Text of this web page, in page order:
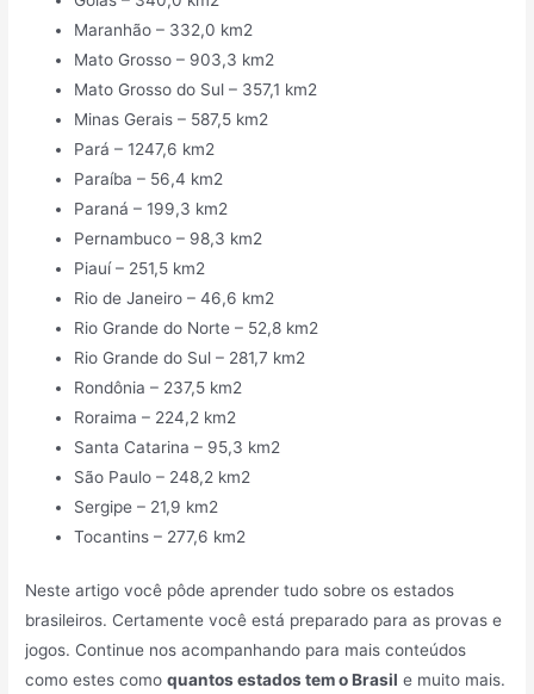
Maranhão – 332,0 km2
Mato Grosso – 903,3 km2
Mato Grosso do Sul – 357,1 km2
Minas Gerais – 587,5 km2
Pará – 1247,6 km2
Paraíba – 56,4 km2
Paraná – 199,3 km2
Pernambuco – 98,3 km2
Piauí – 251,5 km2
Rio de Janeiro – 46,6 km2
Rio Grande do Norte – 52,8 km2
Rio Grande do Sul – 281,7 km2
Rondônia – 237,5 km2
Roraima – 224,2 km2
Santa Catarina – 95,3 km2
São Paulo – 248,2 km2
Sergipe – 21,9 km2
Tocantins – 277,6 km2
Neste artigo você pôde aprender tudo sobre os estados
brasileiros. Certamente você está preparado para as provas e
jogos. Continue nos acompanhando para mais conteúdos
como estes comoquantos estados tem o Brasil e muito mais.